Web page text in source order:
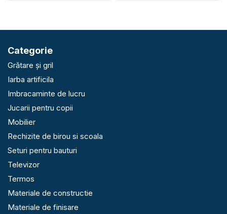
Categorie
Grătare și gril
Iarba artificila
Imbracaminte de lucru
Jucarii pentru copii
Mobilier
Rechizite de birou si scoala
Seturi pentru bauturi
Televizor
Termos
Materiale de constructie
Materiale de finisare